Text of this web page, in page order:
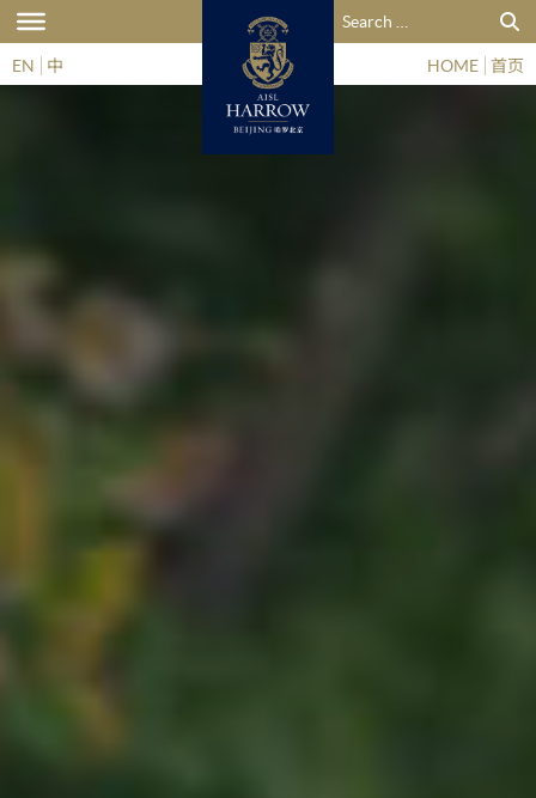
搜索：
EN 中 HOME 首页